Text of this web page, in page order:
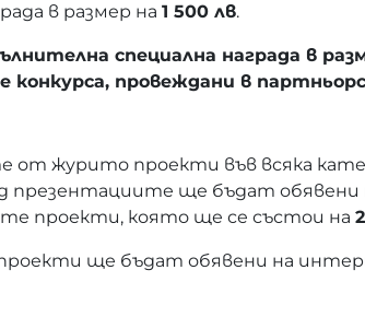
в размер на 1 500 лв.
специална награда в
провеждани в
от журито проекти във всяка
презентациите ще бъдат
проекти, която ще се състои на
ще бъдат обявени на